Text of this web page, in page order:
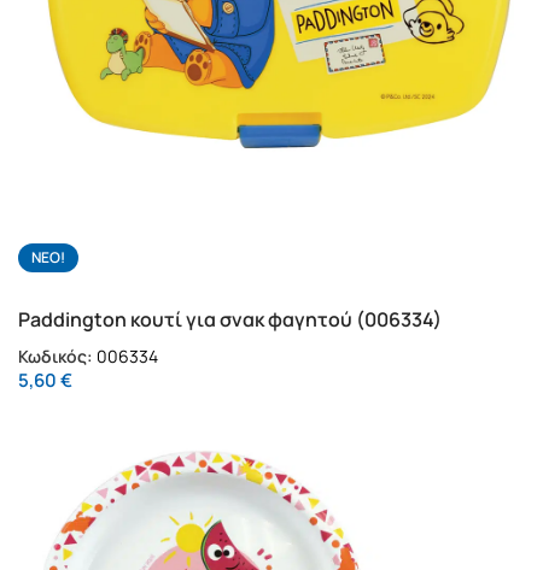
NΕΟ!
Paddington κουτί για σνακ φαγητού (006334)
Κωδικός: 006334
5,60€